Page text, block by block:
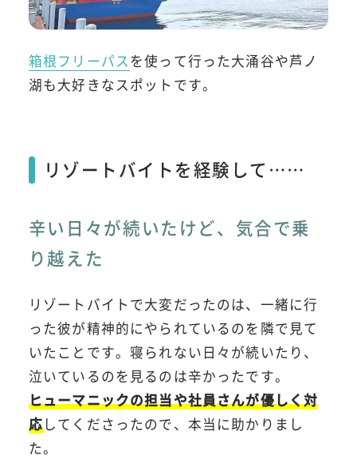
箱根フリーパス を使って行った大涌谷や芦ノ
湖も大好きなスポットです。
リゾートバイトを経験して……
辛い日々が続いたけど、気合で乗
り越えた
リゾートバイトで大変だったのは、一緒に行
った彼が精神的にやられているのを隣で見て
いたことです。寝られない日々が続いたり、
泣いているのを見るのは辛かったです。
ヒューマニックの担当や社員さんが優しく対
応してくださったので、本当に助かりまし
た。